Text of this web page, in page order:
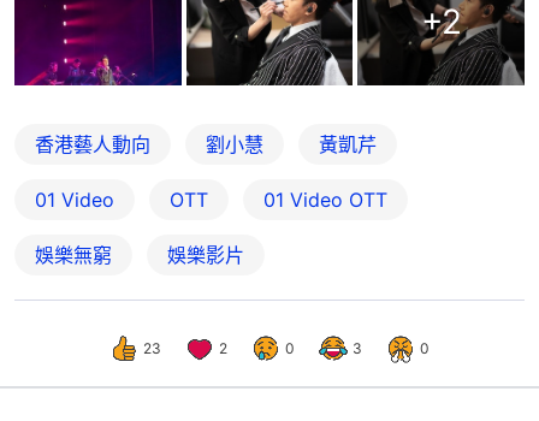
+2
香港藝人動向 劉小慧 黃凱芹
01 Video OTT 01‌ ‌Video‌ ‌OTT
娛樂無窮 娛樂影片
23 2 0 3 0